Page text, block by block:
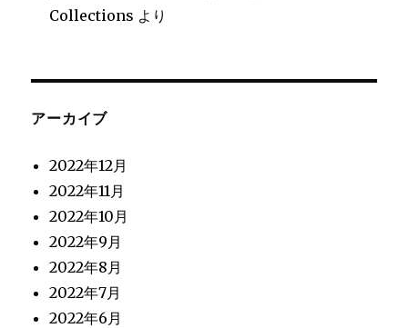
Collections より
アーカイブ
2022年12月
2022年11月
2022年10月
2022年9月
2022年8月
2022年7月
2022年6月